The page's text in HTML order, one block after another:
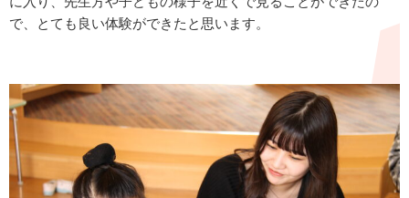
で、とても良い体験ができたと思います。